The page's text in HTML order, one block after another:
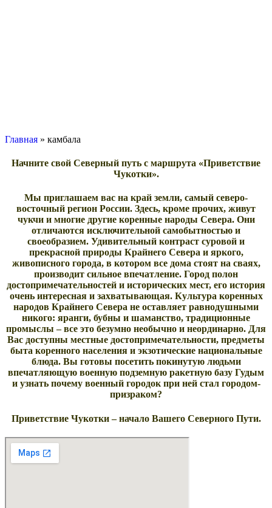
Главная » камбала
Начните свой Северный путь с маршрута «Приветствие
Чукотки».
Мы приглашаем вас на край земли, самый северо-
восточный регион России. Здесь, кроме прочих, живут
чукчи и многие другие коренные народы Севера. Они
отличаются исключительной самобытностью и
своеобразием. Удивительный контраст суровой и
прекрасной природы Крайнего Севера и яркого,
живописного города, в котором все дома стоят на сваях,
производит сильное впечатление. Город полон
достопримечательностей и исторических мест, его история
очень интересная и захватывающая. Культура коренных
народов Крайнего Севера не оставляет равнодушными
никого: яранги, бубны и шаманство, традиционные
промыслы – все это безумно необычно и неординарно. Для
Вас доступны местные достопримечательности, предметы
быта коренного населения и экзотические национальные
блюда. Вы готовы посетить покинутую людьми
впечатляющую военную подземную ракетную базу Гудым
и узнать почему военный городок при ней стал городом-
призраком?
Приветствие Чукотки – начало Вашего Северного Пути.